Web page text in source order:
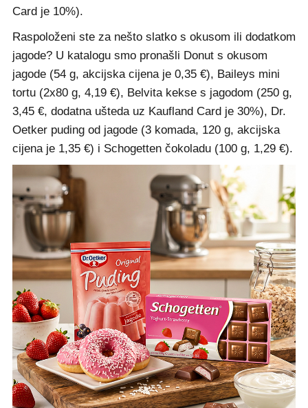
Card je 10%).
Raspoloženi ste za nešto slatko s okusom ili dodatkom
jagode? U katalogu smo pronašli Donut s okusom
jagode (54 g, akcijska cijena je 0,35 €), Baileys mini
tortu (2x80 g, 4,19 €), Belvita kekse s jagodom (250 g,
3,45 €, dodatna ušteda uz Kaufland Card je 30%), Dr.
Oetker puding od jagode (3 komada, 120 g, akcijska
cijena je 1,35 €) i Schogetten čokoladu (100 g, 1,29 €).